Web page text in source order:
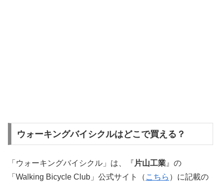
ウォーキングバイシクルはどこで買える？
「ウォーキングバイシクル」は、『 片山工業 』の
「Walking Bicycle Club」公式サイト（ こちら ）に記載の